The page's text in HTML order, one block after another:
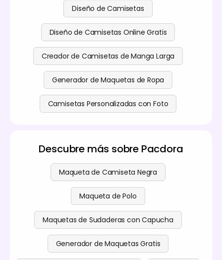
Diseño de Camisetas
Diseño de Camisetas Online Gratis
Creador de Camisetas de Manga Larga
Generador de Maquetas de Ropa
Camisetas Personalizadas con Foto
Descubre más sobre Pacdora
Maqueta de Camiseta Negra
Maqueta de Polo
Maquetas de Sudaderas con Capucha
Generador de Maquetas Gratis